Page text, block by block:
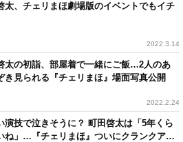
太、チェリまほ劇場版のイベントでもイチ
2022.3.14
太の初詣、部屋着で一緒にご飯…2人のあ
き見られる『チェリまほ』場面写真公開
2022.2.24
演技で泣きそうに？ 町田啓太は「5年くら
ね」…『チェリまほ』ついにクランクアッ